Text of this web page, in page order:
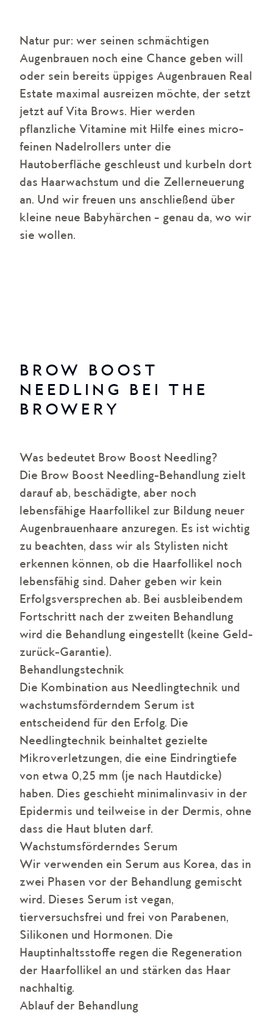
Natur pur: wer seinen schmächtigen
Augenbrauen noch eine Chance geben will
oder sein bereits üppiges Augenbrauen Real
Estate maximal ausreizen möchte, der setzt
jetzt auf Vita Brows. Hier werden
pflanzliche Vitamine mit Hilfe eines micro-
feinen Nadelrollers unter die
Hautoberfläche geschleust und kurbeln dort
das Haarwachstum und die Zellerneuerung
an. Und wir freuen uns anschließend über
kleine neue Babyhärchen – genau da, wo wir
sie wollen.
BROW BOOST
NEEDLING BEI THE
BROWERY
Was bedeutet Brow Boost Needling?
Die Brow Boost Needling-Behandlung zielt
darauf ab, beschädigte, aber noch
lebensfähige Haarfollikel zur Bildung neuer
Augenbrauenhaare anzuregen. Es ist wichtig
zu beachten, dass wir als Stylisten nicht
erkennen können, ob die Haarfollikel noch
lebensfähig sind. Daher geben wir kein
Erfolgsversprechen ab. Bei ausbleibendem
Fortschritt nach der zweiten Behandlung
wird die Behandlung eingestellt (keine Geld-
zurück-Garantie).
Behandlungstechnik
Die Kombination aus Needlingtechnik und
wachstumsförderndem Serum ist
entscheidend für den Erfolg. Die
Needlingtechnik beinhaltet gezielte
Mikroverletzungen, die eine Eindringtiefe
von etwa 0,25 mm (je nach Hautdicke)
haben. Dies geschieht minimalinvasiv in der
Epidermis und teilweise in der Dermis, ohne
dass die Haut bluten darf.
Wachstumsförderndes Serum
Wir verwenden ein Serum aus Korea, das in
zwei Phasen vor der Behandlung gemischt
wird. Dieses Serum ist vegan,
tierversuchsfrei und frei von Parabenen,
Silikonen und Hormonen. Die
Hauptinhaltsstoffe regen die Regeneration
der Haarfollikel an und stärken das Haar
nachhaltig.
Ablauf der Behandlung